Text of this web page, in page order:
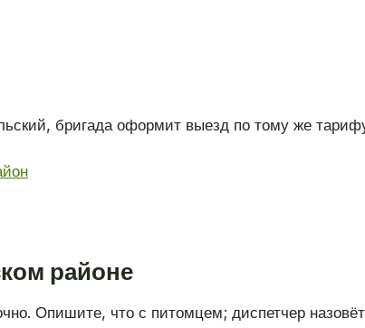
бригада оформит выезд по тому же
районе
Опишите, что с питомцем; диспетчер